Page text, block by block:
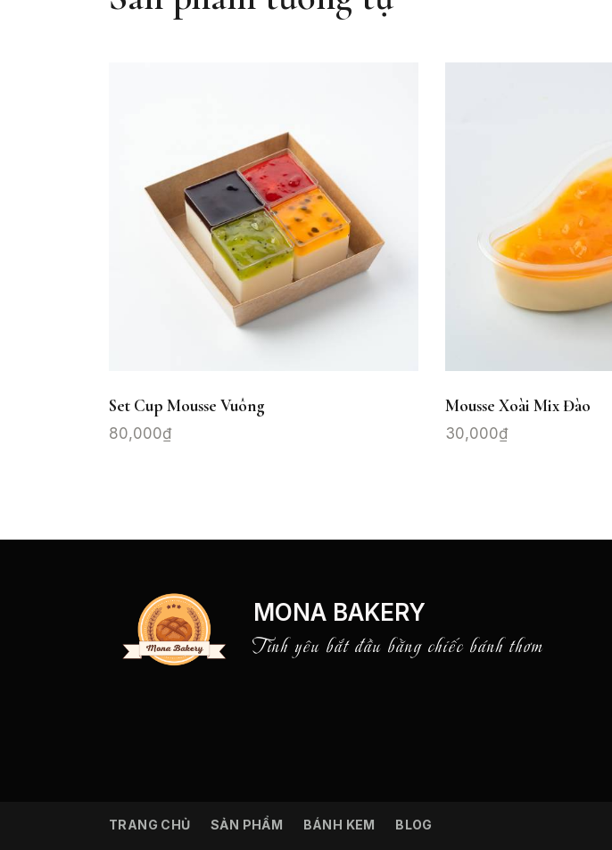
Set Cup Mousse Vuông
80,000₫
Mousse Xoài Mix Đào
30,000₫
MONA BAKERY
Tình yêu bắt đầu bằng chiếc bánh thơm
TRANG CHỦ SẢN PHẨM BÁNH KEM BLOG